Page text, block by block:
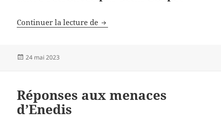
Continuer la lecture de Les enfants malades ou morts à
Publié
24 mai 2023
Réponses aux menaces
d’Enedis